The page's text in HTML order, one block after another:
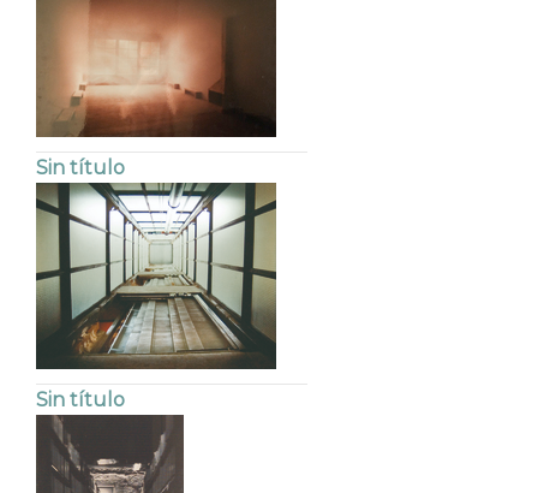
Sin título
Sin título